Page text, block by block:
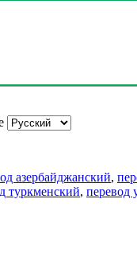
азербайджанский,
туркменский, перевод